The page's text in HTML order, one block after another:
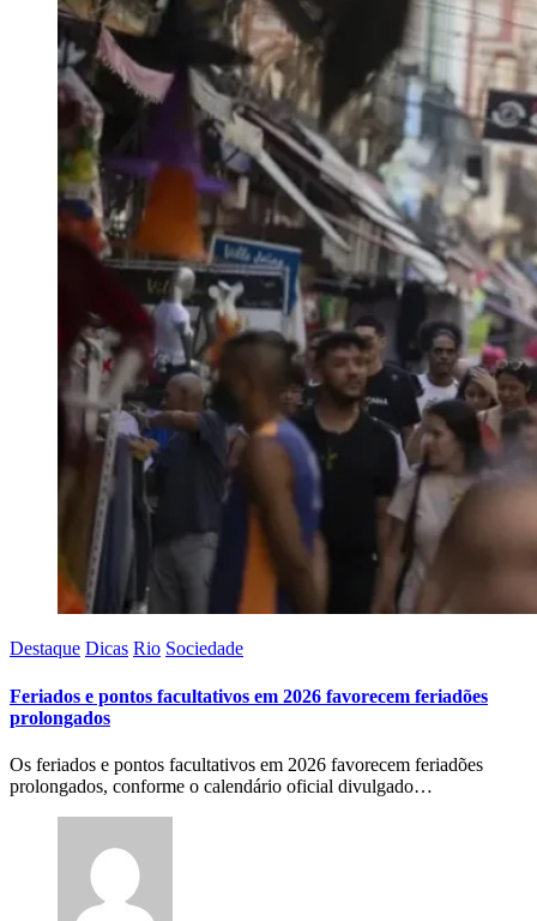
Destaque Dicas Rio Sociedade
Feriados e pontos facultativos em 2026 favorecem feriadões
prolongados
Os feriados e pontos facultativos em 2026 favorecem feriadões
prolongados, conforme o calendário oficial divulgado…